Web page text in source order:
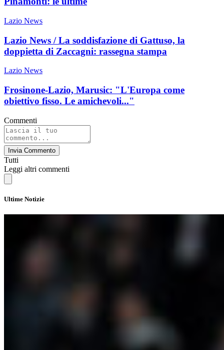
Lazio News
Lazio News / La soddisfazione di Gattuso, la
doppietta di Zaccagni: rassegna stampa
Lazio News
Frosinone-Lazio, Marusic: "L'Europa come
obiettivo fisso. Le amichevoli..."
Commenti
Invia Commento
Tutti
Leggi altri commenti
Ultime Notizie